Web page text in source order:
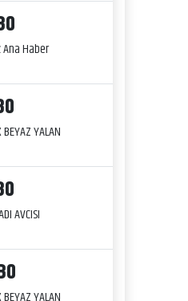
Haber
BEYAZ YALAN
AVCISI